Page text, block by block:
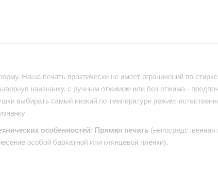
Наша печать практически не имеет ограничений по
наизнанку, с ручным отжимом или без отжима -
выбирать самый низкий по температуре режим;
особенностей: Прямая печать (непосредственная
особой бархатной или глянцевой плёнки).